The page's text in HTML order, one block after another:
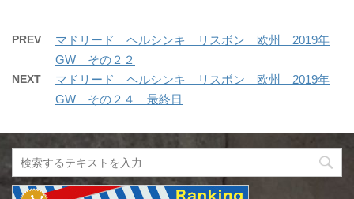
PREV
マドリード ヘルシンキ リスボン 欧州 2019年
GW その２２
NEXT
マドリード ヘルシンキ リスボン 欧州 2019年
GW その２４ 最終日